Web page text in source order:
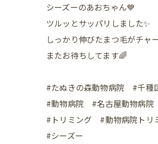
シーズーのあおちゃん💙
ツルッとサッパリしました✨
しっかり伸びたまつ毛がチャ
またお待ちしてます🌈
#たぬきの森動物病院 #千
#動物病院 #名古屋動物病
#トリミング #動物病院トリ
#シーズー